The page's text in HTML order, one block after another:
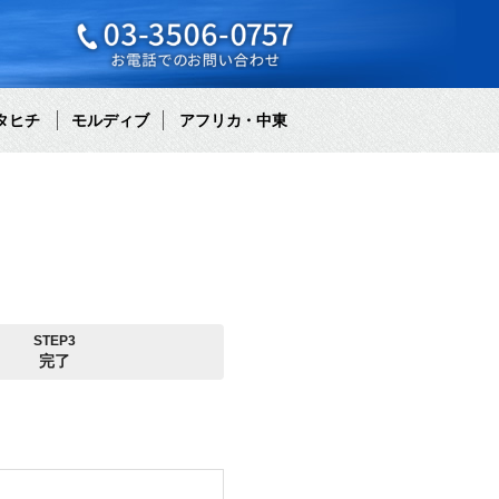
ヒチ モルディブ アフリカ・中東
STEP3
完了